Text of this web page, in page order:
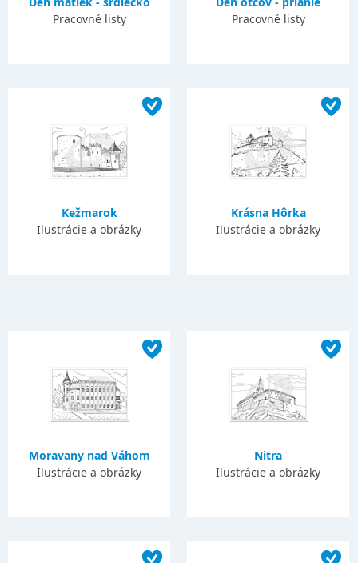
Pracovné listy
Pracovné listy
Kežmarok
Ilustrácie a obrázky
Krásna Hôrka
Ilustrácie a obrázky
Moravany nad Váhom
Ilustrácie a obrázky
Nitra
Ilustrácie a obrázky